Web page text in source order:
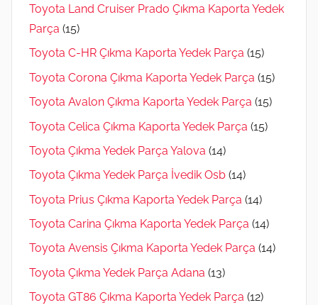
Toyota Land Cruiser Prado Çıkma Kaporta Yedek
Parça (15)
Toyota C-HR Çıkma Kaporta Yedek Parça (15)
Toyota Corona Çıkma Kaporta Yedek Parça (15)
Toyota Avalon Çıkma Kaporta Yedek Parça (15)
Toyota Celica Çıkma Kaporta Yedek Parça (15)
Toyota Çıkma Yedek Parça Yalova (14)
Toyota Çıkma Yedek Parça İvedik Osb (14)
Toyota Prius Çıkma Kaporta Yedek Parça (14)
Toyota Carina Çıkma Kaporta Yedek Parça (14)
Toyota Avensis Çıkma Kaporta Yedek Parça (14)
Toyota Çıkma Yedek Parça Adana (13)
Toyota GT86 Çıkma Kaporta Yedek Parça (12)